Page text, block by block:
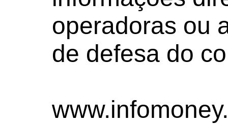
operadoras ou
de defesa do